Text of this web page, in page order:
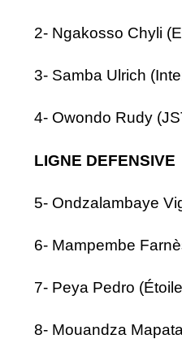
2- Ngakosso Chyli
3- Samba Ulrich
4- Owondo Rudy
LIGNE DEFENSIVE
5- Ondzalambaye
6- Mampembe
7- Peya Pedro
8- Mouandza